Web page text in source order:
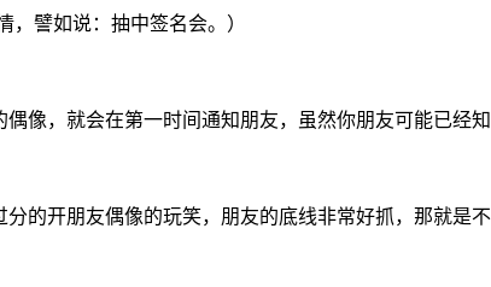
譬如说：抽中签名会。）
，就会在第一时间通知朋友，虽然你朋友可能已经知
开朋友偶像的玩笑，朋友的底线非常好抓，那就是不